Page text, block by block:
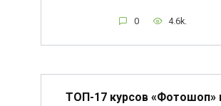
0 4.6k.
ТОП-17 курсов «Фотошоп»